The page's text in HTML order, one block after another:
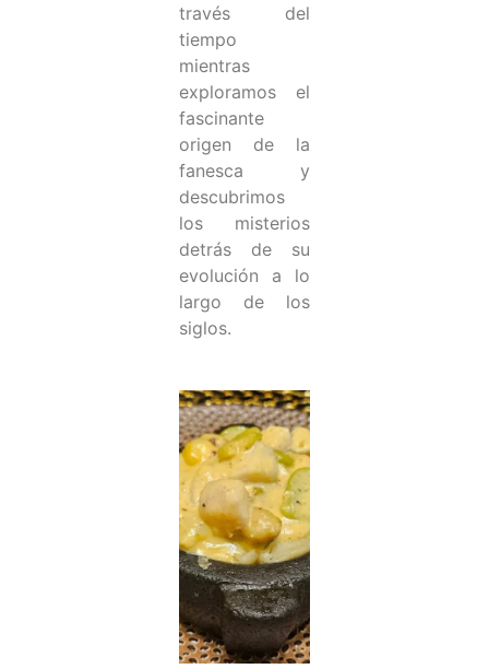
través del
tiempo
mientras
exploramos el
fascinante
origen de la
fanesca y
descubrimos
los misterios
detrás de su
evolución a lo
largo de los
siglos.